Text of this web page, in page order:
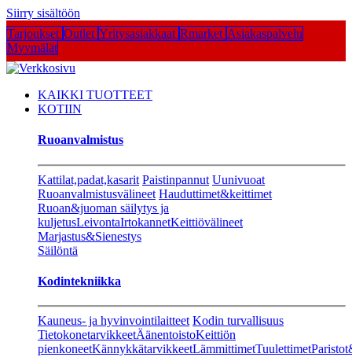
Siirry sisältöön
Tarjoukset Outlet Yritysasiakkaat Rmarket Asiakaspalvelu
Myymälät
KAIKKI TUOTTEET
KOTIIN
Ruoanvalmistus
Kattilat,padat,kasarit Paistinpannut Uunivuoat
Ruoanvalmistusvälineet Hauduttimet&keittimet
Ruoan&juoman säilytys ja
kuljetusLeivontaIrtokannetKeittiövälineet
Marjastus&Sienestys
Säilöntä
Kodintekniikka
Kauneus- ja hyvinvointilaitteet Kodin turvallisuus
TietokonetarvikkeetÄänentoistoKeittiön
pienkoneetKännykkätarvikkeetLämmittimetTuulettimet